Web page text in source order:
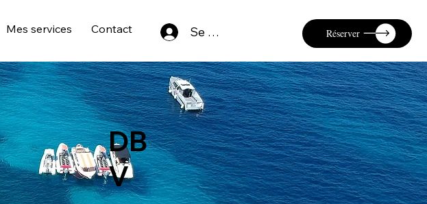
Mes services Contact Se connecter Réserver
DB
V